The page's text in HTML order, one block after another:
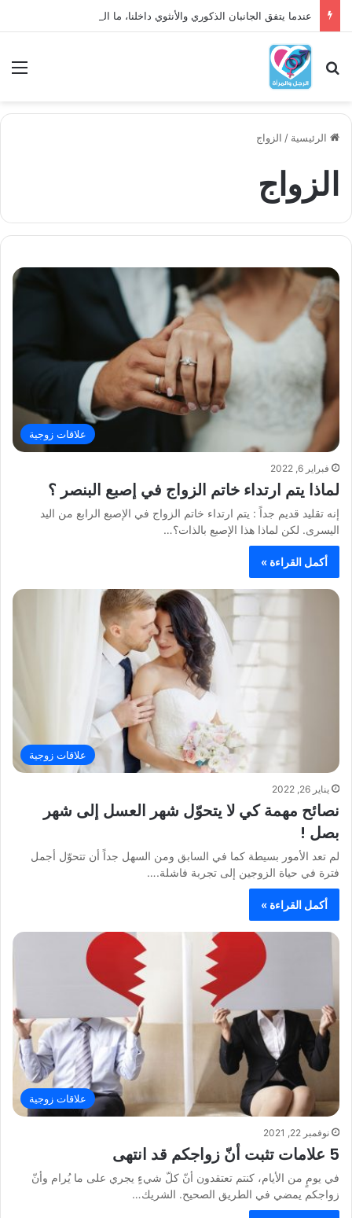
عندما يتفق الجانبان الذكوري والأنثوي داخلنا، ما الذي يحدث؟
بحث عن
الرئيسية / الزواج
الزواج
علاقات زوجية
فبراير 6, 2022
لماذا يتم ارتداء خاتم الزواج في إصبع البنصر ؟
إنه تقليد قديم جداً : يتم ارتداء خاتم الزواج في الإصبع الرابع من اليد
اليسرى. لكن لماذا هذا الإصبع بالذات؟…
أكمل القراءة »
علاقات زوجية
يناير 26, 2022
نصائح مهمة كي لا يتحوّل شهر العسل إلى شهر
بصل !
لم تعد الأمور بسيطة كما في السابق ومن السهل جداً أن تتحوّل أجمل
فترة في حياة الزوجين إلى تجربة فاشلة.…
أكمل القراءة »
علاقات زوجية
نوفمبر 22, 2021
5 علامات تثبت أنّ زواجكم قد انتهى
في يومٍ من الأيام، كنتم تعتقدون أنّ كلّ شيءٍ يجري على ما يُرام وأنّ
زواجكم يمضي في الطريق الصحيح. الشريك…